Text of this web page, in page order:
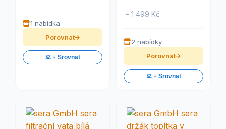
1 nabídka
Porovnat
⚖️ + Srovnat
– 1 499 Kč
2 nabídky
Porovnat
⚖️ + Srovnat